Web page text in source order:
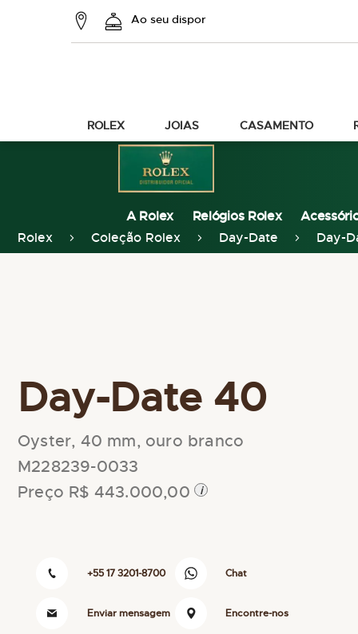
Ao seu dispor
ROLEX JOIAS CASAMENTO
A Rolex Relógios Rolex
Rolex
Coleção Rolex Day-Date
Day-
Day-Date 40
Oyster, 40 mm, ouro branco
M228239-0033
Preço R$ 443.000,00
i
+55 17 3201-8700 Chat
Enviar mensagem Encontre-nos